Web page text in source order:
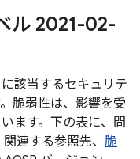
ル 2021-02-
該当するセキュリテ
脆弱性は、影響を受
ます。下の表に、問
連する参照先、 脆